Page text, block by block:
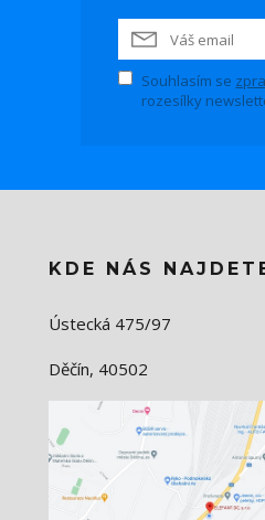
Souhlasím se
rozesílky
KDE NÁS
Ústecká 475/97
Děčín, 40502